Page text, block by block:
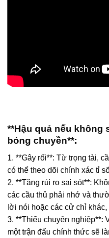
**Hậu quả nếu không
bóng chuyền**:
1. **Gây rối**: Từ trọng tài,
có thể theo dõi chính xác tỉ
2. **Tăng rủi ro sai sót**:
các cầu thủ phải nhớ và
lời nói hoặc các cử chỉ
3. **Thiếu chuyên nghiệp**:
một trận đấu chính thức sẽ